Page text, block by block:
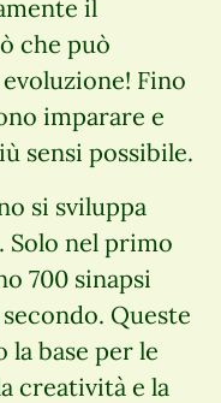
il
che può
Fino
imparare e
sensi possibile.
si sviluppa
nel primo
700 sinapsi
Queste
base per le
creatività e la